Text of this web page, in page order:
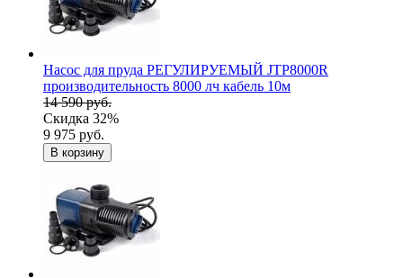
Насос для пруда РЕГУЛИРУЕМЫЙ JTP8000R
производительность 8000 лч кабель 10м
14 590 руб.
Скидка 32%
9 975 руб.
В корзину